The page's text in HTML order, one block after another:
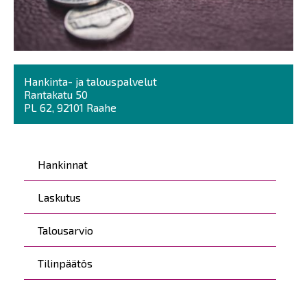
Päävalikko
Hankinnat
Laskutus
Talousarvio
Tilinpäätös
Hankinta- ja talouspalvelut
Rantakatu 50
PL 62, 92101 Raahe